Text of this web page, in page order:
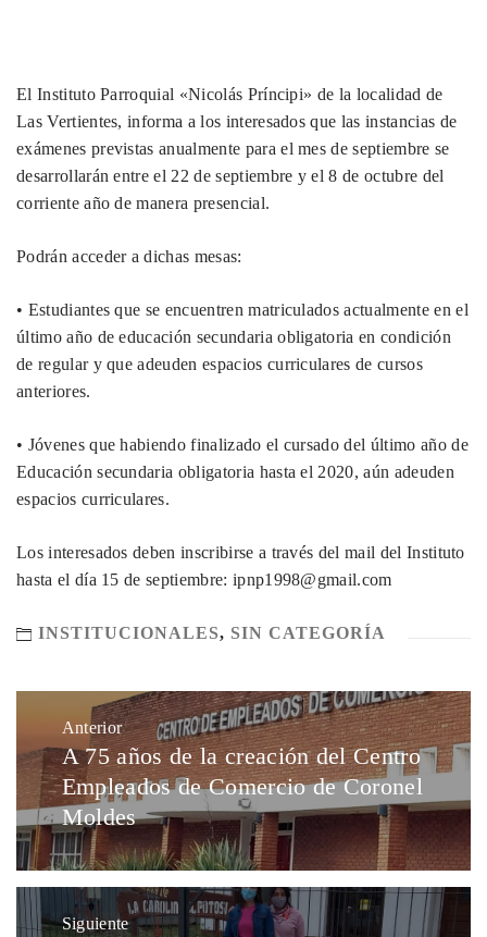
El Instituto Parroquial «Nicolás Príncipi» de la localidad de
Las Vertientes, informa a los interesados que las instancias de
exámenes previstas anualmente para el mes de septiembre se
desarrollarán entre el 22 de septiembre y el 8 de octubre del
corriente año de manera presencial.
Podrán acceder a dichas mesas:
• Estudiantes que se encuentren matriculados actualmente en el
último año de educación secundaria obligatoria en condición
de regular y que adeuden espacios curriculares de cursos
anteriores.
• Jóvenes que habiendo finalizado el cursado del último año de
Educación secundaria obligatoria hasta el 2020, aún adeuden
espacios curriculares.
Los interesados deben inscribirse a través del mail del Instituto
hasta el día 15 de septiembre: ipnp1998@gmail.com
INSTITUCIONALES, SIN CATEGORÍA
Anterior
A 75 años de la creación del Centro
Empleados de Comercio de Coronel
Moldes
Siguiente